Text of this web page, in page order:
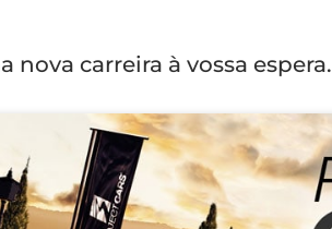
nova carreira à vossa espera.